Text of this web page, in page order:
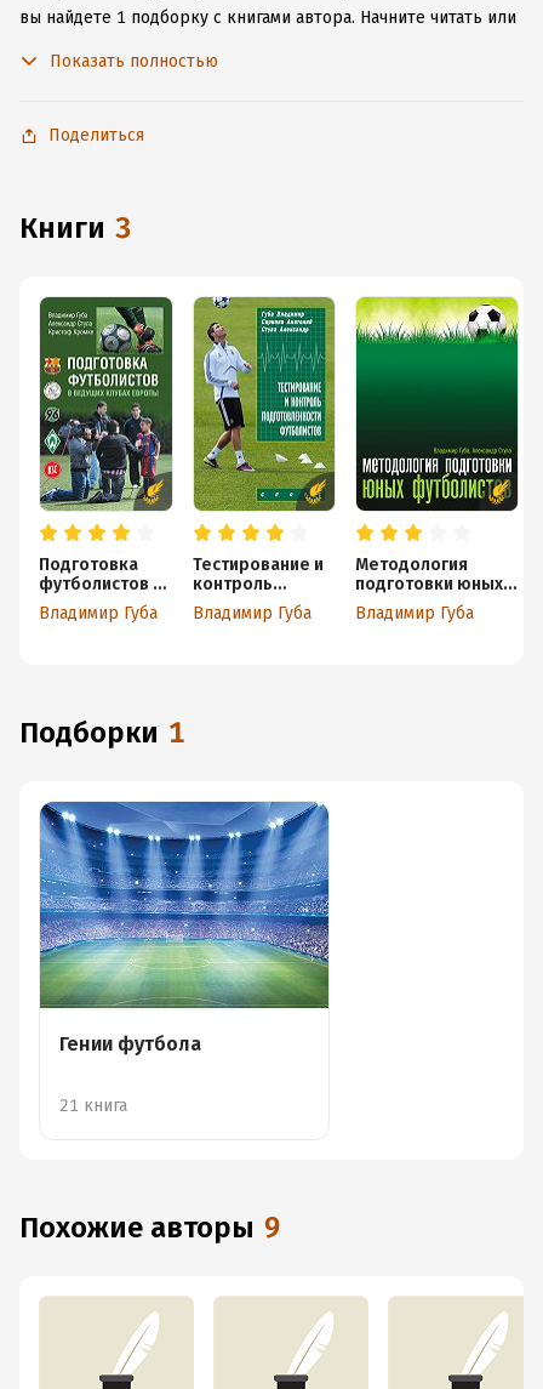
вы найдете 1 подборку с книгами автора. Начните читать или
без подключения к интернету.
Показать полностью
Поделиться
книги 3
Подготовка
футболистов в
ведущих клубах
Европы
Владимир Губа
Тестирование и
контроль
подготовленнос
ти футболистов
Владимир Губа
Методология
подготовки юных
футболистов
Владимир Губа
Подборки 1
Гении футбола
21 книга
Похожие авторы 9